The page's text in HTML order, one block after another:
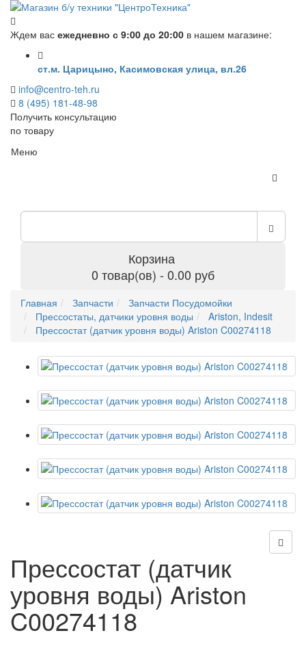
Ждем вас ежедневно с 9:00 до 20:00 в нашем магазине:
ст.м. Царицыно, Касимовская улица, вл.26
info@centro-teh.ru
8 (495) 181-48-98
Получить консультацию
по товару
Меню
Корзина
0 товар(ов) - 0.00 руб
Главная Запчасти
Запчасти Посудомойки
Прессостаты, датчики уровня воды
Ariston, Indesit
Прессостат (датчик уровня воды) Ariston C00274118
Прессостат (датчик
уровня воды) Ariston
C00274118